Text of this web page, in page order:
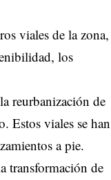
viales de la zona,
los
reurbanización de
Estos viales se han
a pie.
transformación de